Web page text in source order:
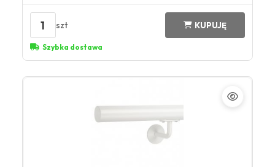
1 szt KUPUJĘ
Szybka dostawa